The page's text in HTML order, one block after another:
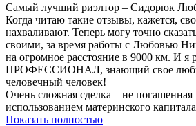
Самый лучший риэлтор – Сидорюк
Когда читаю такие отзывы, кажется,
нахваливают. Теперь могу точно
своими, за время работы с Любовью
на огромное расстояние в 9000 км. И я
ПРОФЕССИОНАЛ, знающий свое
человечный человек!
Очень сложная сделка – не погашенная
использованием материнского
Показать полностью